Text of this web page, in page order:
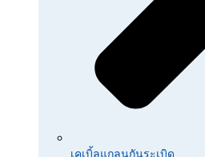
เคเบิ้ลแกลนกันระเบิด